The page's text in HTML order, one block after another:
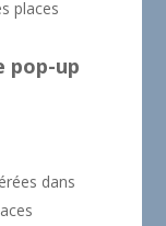
places
pop-up
dans